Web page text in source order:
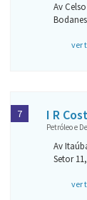
Av
ver
I R
Petróleo e
Av
Setor
ver
7